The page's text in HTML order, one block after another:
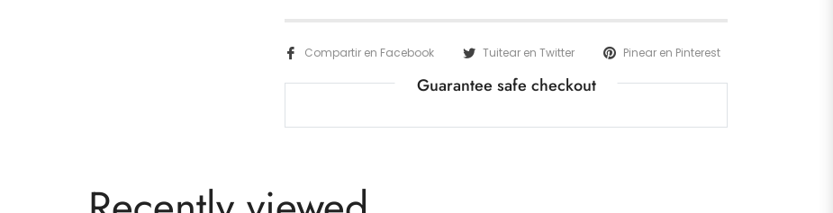
Compartir en Facebook Tuitear en Twitter Pinear en Pinterest
Guarantee safe checkout